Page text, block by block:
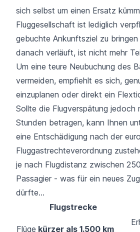
sich selbst um einen Ersatz
Fluggesellschaft ist lediglich
gebuchte Ankunftsziel zu
danach verläuft, ist nicht mehr
Um eine teure Neubuchung des
vermeiden, empfiehlt es sich,
einzuplanen oder direkt ein
Sollte die Flugverspätung jedoch
Stunden betragen, kann Ihnen
eine Entschädigung nach der
Fluggastrechteverordnung
je nach Flugdistanz zwischen
Passagier - was für ein neues
dürfte...
Flugstrecke
Flüge kürzer als 1.500 km